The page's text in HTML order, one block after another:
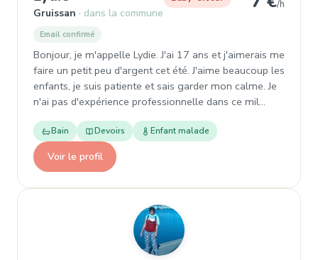
Gruissan dans la commune
/h
Email confirmé
Bonjour, je m'appelle Lydie. J'ai 17 ans et j'aimerais me
faire un petit peu d'argent cet été. J'aime beaucoup les
enfants, je suis patiente et sais garder mon calme. Je
n'ai pas d'expérience professionnelle dans ce mil…
Bain Devoirs Enfant malade
Voir le profil